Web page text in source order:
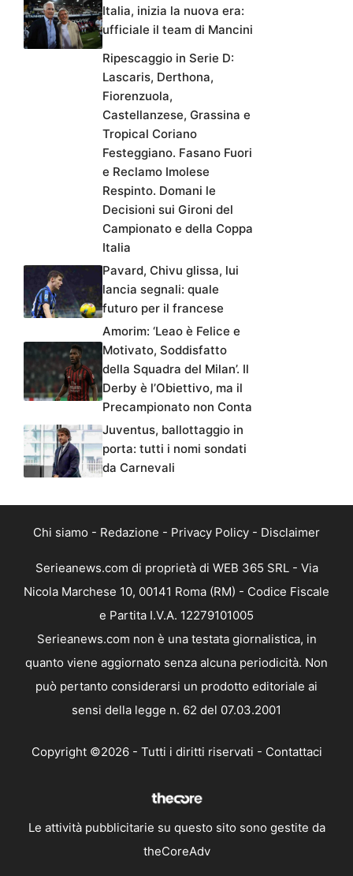
Italia, inizia la nuova era:
ufficiale il team di Mancini
Ripescaggio in Serie D:
Lascaris, Derthona,
Fiorenzuola,
Castellanzese, Grassina e
Tropical Coriano
Festeggiano. Fasano Fuori
e Reclamo Imolese
Respinto. Domani le
Decisioni sui Gironi del
Campionato e della Coppa
Italia
Pavard, Chivu glissa, lui
lancia segnali: quale
futuro per il francese
Amorim: ‘Leao è Felice e
Motivato, Soddisfatto
della Squadra del Milan’. Il
Derby è l’Obiettivo, ma il
Precampionato non Conta
Juventus, ballottaggio in
porta: tutti i nomi sondati
da Carnevali
Chi siamo - Redazione - Privacy Policy - Disclaimer
Serieanews.com di proprietà di WEB 365 SRL - Via
Nicola Marchese 10, 00141 Roma (RM) - Codice Fiscale
e Partita I.V.A. 12279101005
Serieanews.com non è una testata giornalistica, in
quanto viene aggiornato senza alcuna periodicità. Non
può pertanto considerarsi un prodotto editoriale ai
sensi della legge n. 62 del 07.03.2001
Copyright ©2026 - Tutti i diritti riservati - Contattaci
Le attività pubblicitarie su questo sito sono gestite da
theCoreAdv